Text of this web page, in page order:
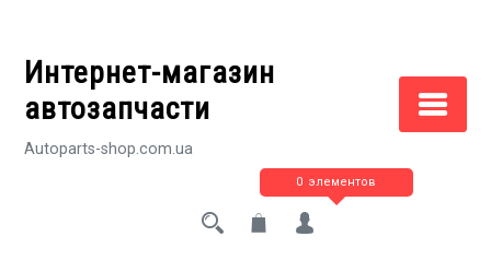
содержимому
Интернет-магазин
автозапчасти
Autoparts-shop.com.ua
0 элементов